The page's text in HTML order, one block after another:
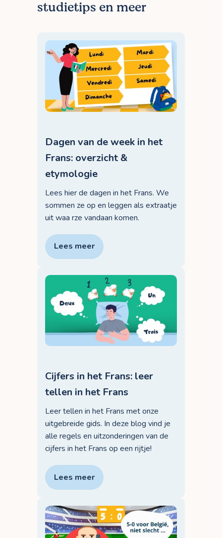
studietips en meer
Dagen van de week in het
Frans: overzicht &
etymologie
Lees hier de dagen in het Frans. We
sommen ze op en leggen als extraatje
uit waa rze vandaan komen.
Lees meer
Cijfers in het Frans: leer
tellen in het Frans
Leer tellen in het Frans met onze
uitgebreide gids. In deze blog vind je
alle regels en uitzonderingen van de
cijfers in het Frans op een rijtje!
Lees meer